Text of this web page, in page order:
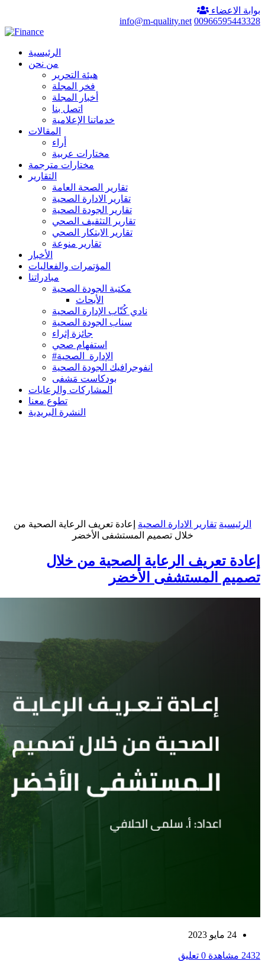
بوابة الاعضاء
00966595443328
info@m-quality.net
الرئيسية
من نحن
هيئة التحرير
فخر المجلة
أخبار المجلة
اتصل بنا
خدماتنا الإعلامية
المقالات
أراء
مختارات عربية
مختارات مترجمة
التقارير
تقارير الصحة العامة
تقارير الادارة الصحية
تقارير الجودة الصحية
تقارير التثقيف الصحي
تقارير الابتكار الصحي
تقارير منوعة
الأخبار
المؤتمرات والفعاليات
مبادراتنا
مكتبة الجودة الصحية
الأبحاث
نادي كُتّاب الإدارة الصحية
سناب الجودة الصحية
جائزة إثراء
استفهام صحي
#الإدارة_الصحية
انفوجرافيك الجودة الصحية
بودكاست مَشفى
المشاركات والرعايات
تطوع معنا
النشرة البريدية
الرئيسية تقارير الادارة الصحية
إعادة تعريف الرعاية الصحية من
خلال تصميم المستشفى الأخضر
إعادة تعريف الرعاية الصحية من خلال
تصميم المستشفى الأخضر
24 مايو 2023
2432 مشاهدة 0 تعليق